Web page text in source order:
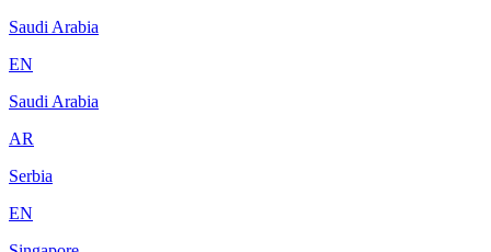
Saudi Arabia
EN
Saudi Arabia
AR
Serbia
EN